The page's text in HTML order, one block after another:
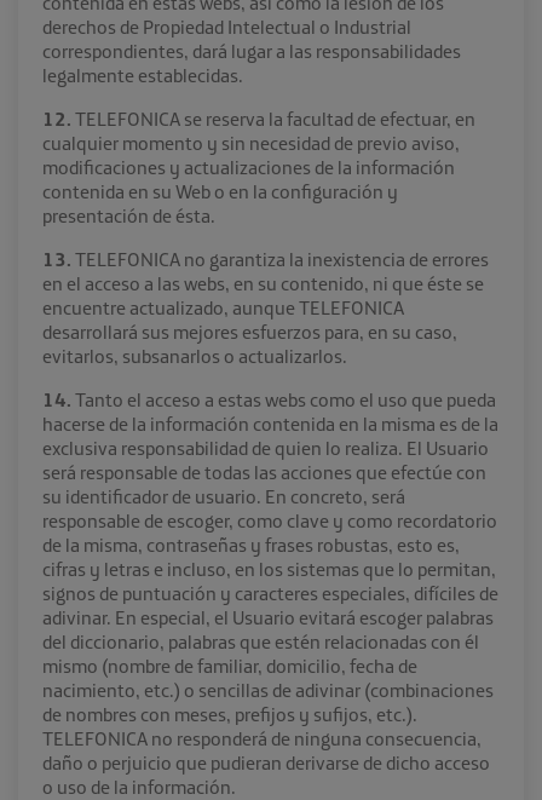
derechos de Propiedad Intelectual o Industrial
correspondientes, dará lugar a las responsabilidades
legalmente establecidas.
12. TELEFONICA se reserva la facultad de efectuar, en
cualquier momento y sin necesidad de previo aviso,
modificaciones y actualizaciones de la información
contenida en su Web o en la configuración y
presentación de ésta.
13. TELEFONICA no garantiza la inexistencia de errores
en el acceso a las webs, en su contenido, ni que éste se
encuentre actualizado, aunque TELEFONICA
desarrollará sus mejores esfuerzos para, en su caso,
evitarlos, subsanarlos o actualizarlos.
14. Tanto el acceso a estas webs como el uso que pueda
hacerse de la información contenida en la misma es de la
exclusiva responsabilidad de quien lo realiza. El Usuario
será responsable de todas las acciones que efectúe con
su identificador de usuario. En concreto, será
responsable de escoger, como clave y como recordatorio
de la misma, contraseñas y frases robustas, esto es,
cifras y letras e incluso, en los sistemas que lo permitan,
signos de puntuación y caracteres especiales, difíciles de
adivinar. En especial, el Usuario evitará escoger palabras
del diccionario, palabras que estén relacionadas con él
mismo (nombre de familiar, domicilio, fecha de
nacimiento, etc.) o sencillas de adivinar (combinaciones
de nombres con meses, prefijos y sufijos, etc.).
TELEFONICA no responderá de ninguna consecuencia,
daño o perjuicio que pudieran derivarse de dicho acceso
o uso de la información.